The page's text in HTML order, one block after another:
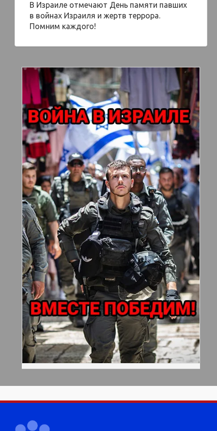
В Израиле отмечают День памяти павших
в войнах Израиля и жертв террора.
Помним каждого!